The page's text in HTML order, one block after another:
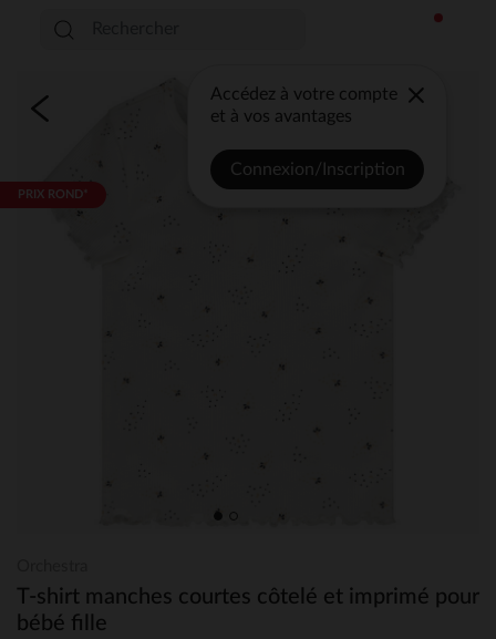
Accédez à votre compte
et à vos avantages
Connexion/Inscription
PRIX ROND*
T-shirt manches courtes côtelé et imprimé pour
bébé fille